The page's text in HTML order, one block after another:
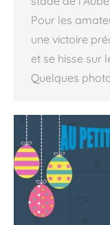
Pour les
une victoire
et se hisse sur
Quelques